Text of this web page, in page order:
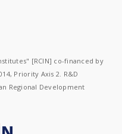
[RCIN] co-financed by
Priority Axis 2. R&D
Regional Development